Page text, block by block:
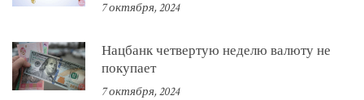
7 октября, 2024
Нацбанк четвертую неделю валюту не
покупает
7 октября, 2024